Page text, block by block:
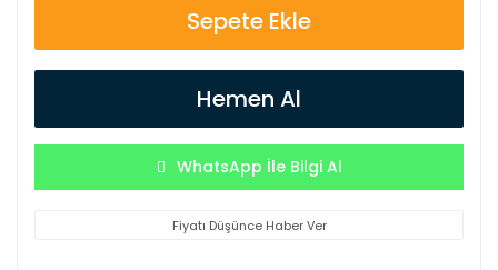
Sepete Ekle
Hemen Al
WhatsApp İle Bilgi Al
Fiyatı Düşünce Haber Ver